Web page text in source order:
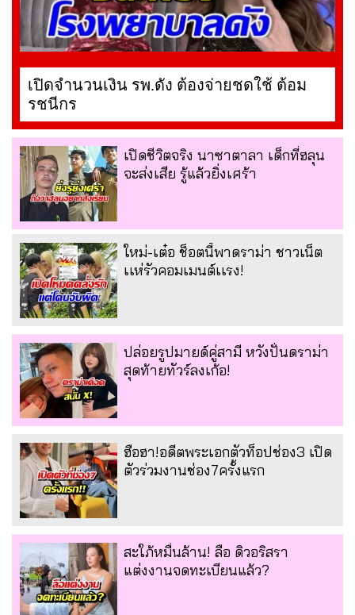
เปิดจำนวนเงิน รพ.ดัง ต้องจ่ายชดใช้ ต้อม
รชนีกร
เปิดชีวิตจริง นาซาตาลา เด็กที่ฮลุน
จะส่งเสีย รู้แล้วยิ่งเศร้า
ใหม่-เต๋อ ช็อตนี้พาดราม่า ชาวเน็ต
เเห่รัวคอมเมนต์เเรง!
ปล่อยรูปมายด์คู่สามี หวังปั่นดราม่า
สุดท้ายทัวร์ลงเก้อ!
ฮือฮา!อดีตพระเอกตัวท็อปช่อง3 เปิด
ตัวร่วมงานช่อง7ครั้งแรก
สะใภ้หมื่นล้าน! ลือ ดิวอริสรา
แต่งงานจดทะเบียนแล้ว?